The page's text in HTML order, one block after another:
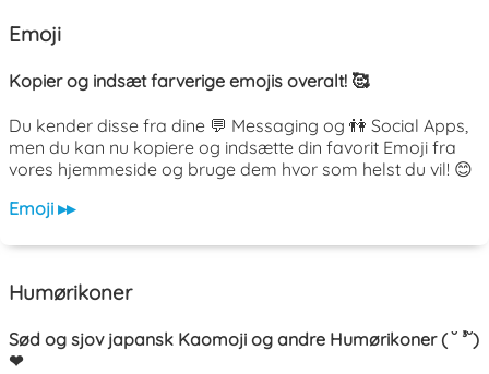
Emoji
Kopier og indsæt farverige emojis overalt! 🥰
Du kender disse fra dine 💬 Messaging og 👫 Social Apps,
men du kan nu kopiere og indsætte din favorit Emoji fra
vores hjemmeside og bruge dem hvor som helst du vil! 😊
Emoji ▸▸
Humørikoner
Sød og sjov japansk Kaomoji og andre Humørikoner ( ˘ ³˘)
❤